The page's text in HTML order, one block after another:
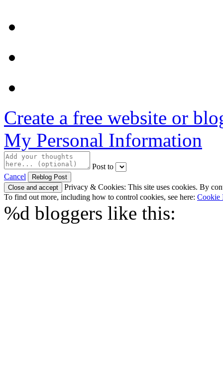
Create a free website or
My Personal Information
Post to
Cancel
Privacy & Cookies: This site uses cookies. By
To find out more, including how to control cookies, see here: Cookie
%d bloggers like this: